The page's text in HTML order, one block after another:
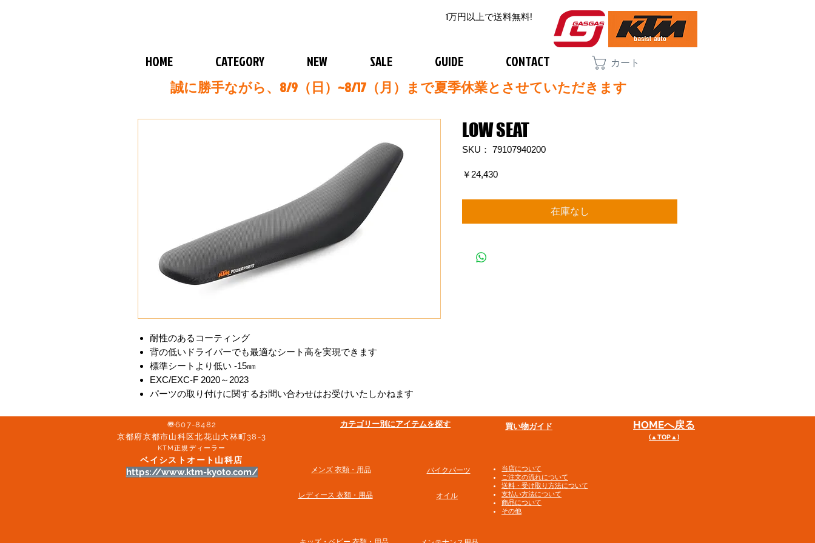
1万円以上で送料無料!
HOME CATEGORY NEW SALE GUIDE CONTACT カート
誠に勝手ながら、8/9（日）~8/17（月）まで夏季休業とさせていただきます
耐性のあるコーティング
背の低いドライバーでも最適なシート高を実現できます
標準シートより低い -15㎜
EXC/EXC-F 2020～2023
パーツの取り付けに関するお問い合わせはお受けいたしかねます
LOW SEAT
SKU： 79107940200
￥24,430価
在庫なし
〠607-8482
京都府京都市山科区北花山大林町38-3​
KTM正規ディーラー
ベイシストオート山科店
https://www.ktm-kyoto.com/
​カテゴリー別にアイテムを探す
メンズ 衣類・用品
​レディース 衣類・用品
バイクパーツ
オイル
買い物ガイド HOMEへ戻る
(▲TOP▲)
​当店について
ご注文の流れについて
送料・受け取り方法について
支払い方法について
商品について
その他